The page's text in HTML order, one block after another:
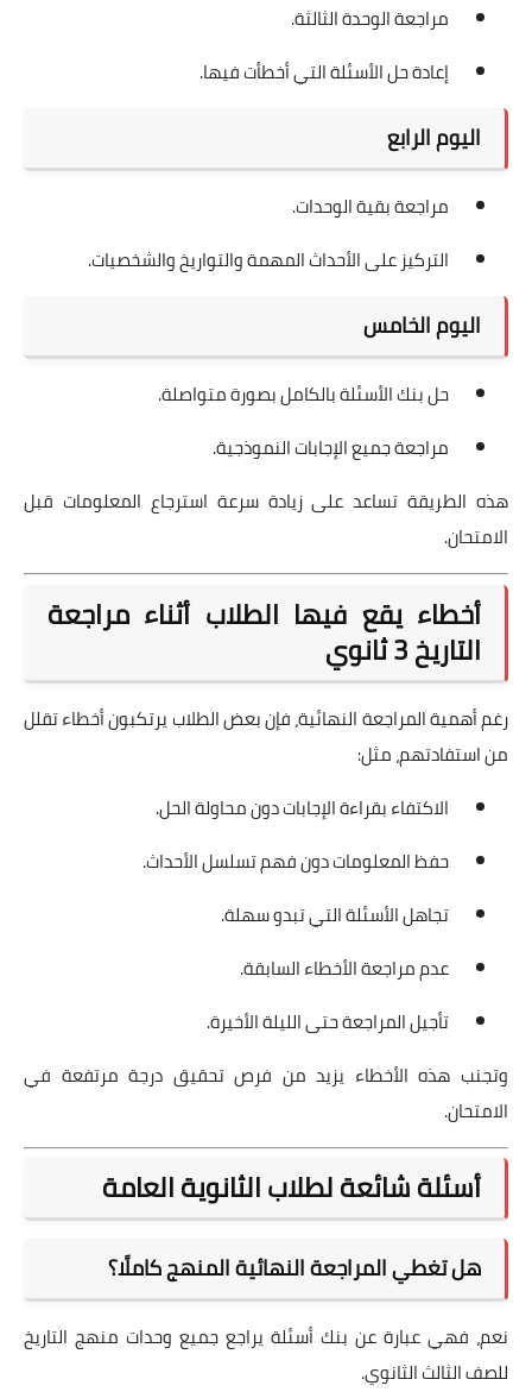
مراجعة الوحدة الثالثة.
إعادة حل الأسئلة التي أخطأت فيها.
اليوم الرابع
مراجعة بقية الوحدات.
التركيز على الأحداث المهمة والتواريخ والشخصيات.
اليوم الخامس
حل بنك الأسئلة بالكامل بصورة متواصلة.
مراجعة جميع الإجابات النموذجية.
هذه الطريقة تساعد على زيادة سرعة استرجاع المعلومات قبل
الامتحان.
أخطاء يقع فيها الطلاب أثناء مراجعة
التاريخ 3 ثانوي
رغم أهمية المراجعة النهائية، فإن بعض الطلاب يرتكبون أخطاء تقلل
من استفادتهم، مثل:
الاكتفاء بقراءة الإجابات دون محاولة الحل.
حفظ المعلومات دون فهم تسلسل الأحداث.
تجاهل الأسئلة التي تبدو سهلة.
عدم مراجعة الأخطاء السابقة.
تأجيل المراجعة حتى الليلة الأخيرة.
وتجنب هذه الأخطاء يزيد من فرص تحقيق درجة مرتفعة في
الامتحان.
أسئلة شائعة لطلاب الثانوية العامة
هل تغطي المراجعة النهائية المنهج كاملًا؟
نعم، فهي عبارة عن بنك أسئلة يراجع جميع وحدات منهج التاريخ
للصف الثالث الثانوي.